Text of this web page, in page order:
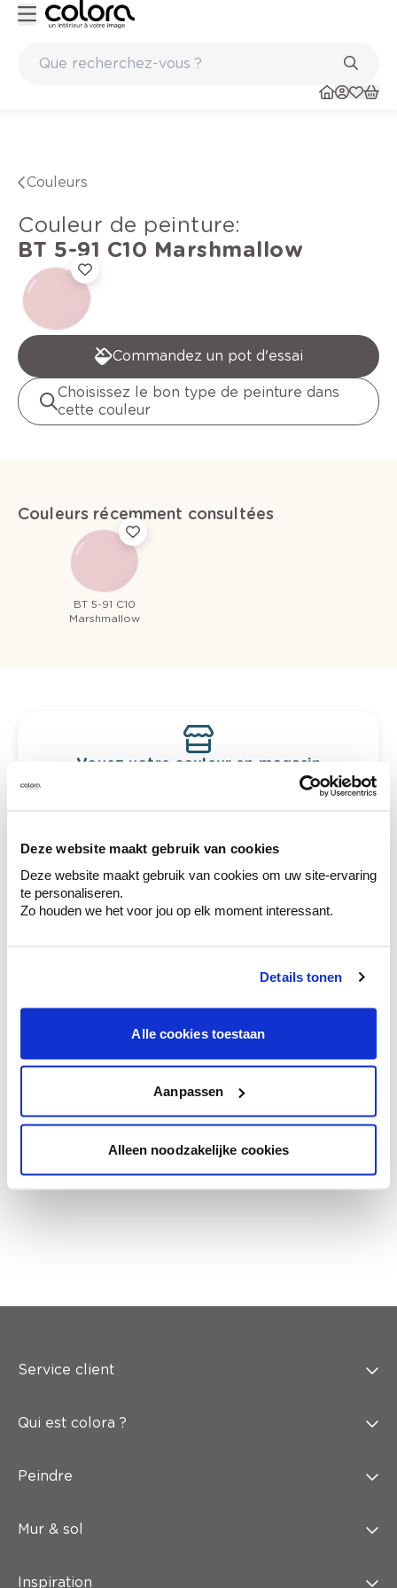
Deze website maakt gebruik van cookies
Deze website maakt gebruik van cookies om uw site-ervaring
te personaliseren.
Zo houden we het voor jou op elk moment interessant.
Details tonen
Alle cookies toestaan
Aanpassen
Alleen noodzakelijke cookies
Couleurs
Couleur de peinture:
BT 5-91 C10 Marshmallow
Commandez un pot d'essai
Choisissez le bon type de peinture dans
cette couleur
Couleurs récemment consultées
BT 5-91 C10
Marshmallow
Voyez votre couleur en magasin
Découvrez des échantillons de votre
votre couleur.
Obtenez des conseils personnalisés sur la
combinaison de couleurs.
Conseil couleur à domicile
en couleur.
l'éclairage et de votre mobilier.
Obtenez un contrôle technologique de vos
Service client
Qui est colora ?
Peindre
Mur & sol
Inspiration